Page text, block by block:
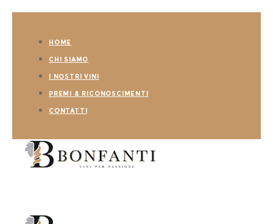
HOME
CHI SIAMO
I NOSTRI VINI
PREMI & RICONOSCIMENTI
CONTATTI